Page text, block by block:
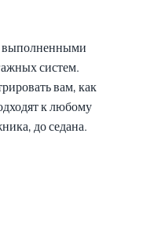
выполненными
систем.
вам, как
к любому
до седана.